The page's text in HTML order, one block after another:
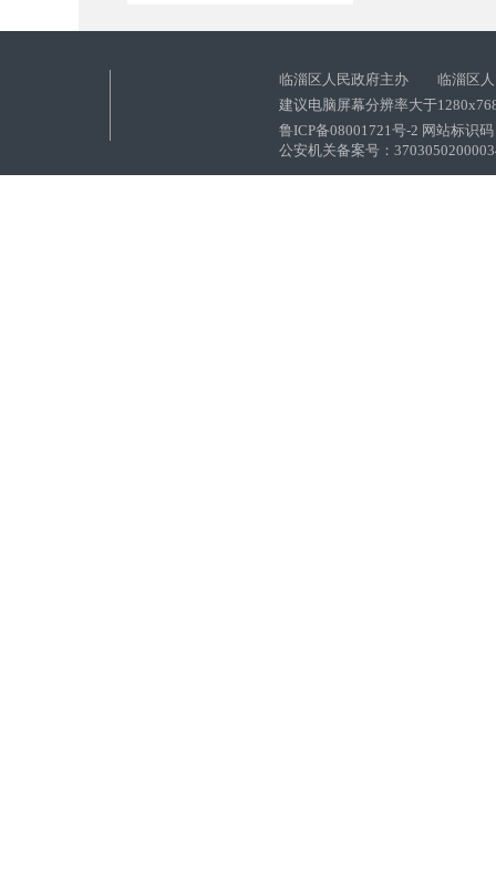
临淄区人民政府主办 临淄区人
建议电脑屏幕分辨率大于
鲁ICP备08001721号-2 网站标识
公安机关备案号：